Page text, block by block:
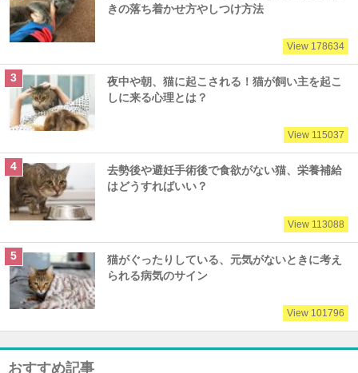
きの落ち着かせ方やしつけ方法
View 178634
夜中や朝、猫に起こされる！猫が飼い主を起こ
しに来る心理とは？
View 115037
去勢後や避妊手術後で食欲がない猫、栄養補給
はどうすればいい？
View 113088
猫がぐったりしている、元気がないときに考え
られる病気のサイン
View 101796
おすすめ記事